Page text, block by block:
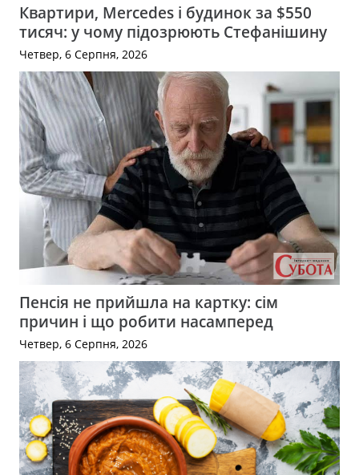
Квартири, Mercedes і будинок за $550
тисяч: у чому підозрюють Стефанішину
Четвер, 6 Серпня, 2026
Пенсія не прийшла на картку: сім
причин і що робити насамперед
Четвер, 6 Серпня, 2026